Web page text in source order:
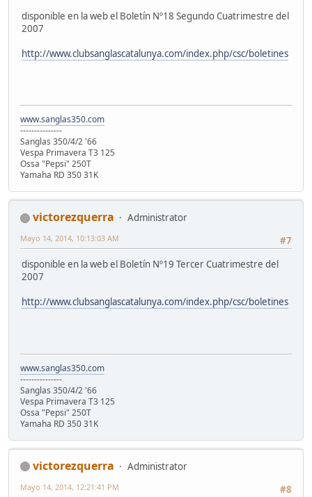
disponible en la web el Boletín Nº18 Segundo Cuatrimestre del
2007
http://www.clubsanglascatalunya.com/index.php/csc/boletines
www.sanglas350.com
---------------
Sanglas 350/4/2 '66
Vespa Primavera T3 125
Ossa "Pepsi" 250T
Yamaha RD 350 31K
victorezquerra
Administrator
#7
Mayo 14, 2014, 10:13:03 AM
disponible en la web el Boletín Nº19 Tercer Cuatrimestre del
2007
http://www.clubsanglascatalunya.com/index.php/csc/boletines
www.sanglas350.com
---------------
Sanglas 350/4/2 '66
Vespa Primavera T3 125
Ossa "Pepsi" 250T
Yamaha RD 350 31K
victorezquerra
Administrator
#8
Mayo 14, 2014, 12:21:41 PM